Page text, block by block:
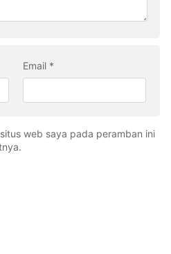
Email *
web saya pada peramban ini